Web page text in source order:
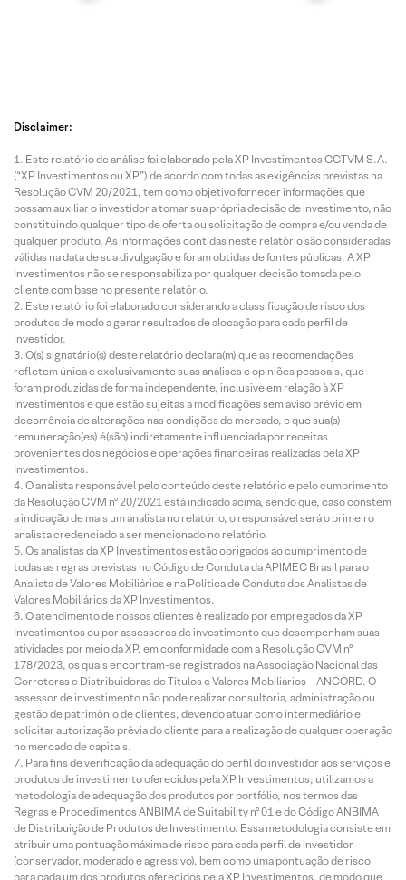
Disclaimer:
Este relatório de análise foi elaborado pela XP Investimentos CCTVM S.A.
(“XP Investimentos ou XP”) de acordo com todas as exigências previstas na
Resolução CVM 20/2021, tem como objetivo fornecer informações que
possam auxiliar o investidor a tomar sua própria decisão de investimento, não
constituindo qualquer tipo de oferta ou solicitação de compra e/ou venda de
qualquer produto. As informações contidas neste relatório são consideradas
válidas na data de sua divulgação e foram obtidas de fontes públicas. A XP
Investimentos não se responsabiliza por qualquer decisão tomada pelo
cliente com base no presente relatório.
Este relatório foi elaborado considerando a classificação de risco dos
produtos de modo a gerar resultados de alocação para cada perfil de
investidor.
O(s) signatário(s) deste relatório declara(m) que as recomendações
refletem única e exclusivamente suas análises e opiniões pessoais, que
foram produzidas de forma independente, inclusive em relação à XP
Investimentos e que estão sujeitas a modificações sem aviso prévio em
decorrência de alterações nas condições de mercado, e que sua(s)
remuneração(es) é(são) indiretamente influenciada por receitas
provenientes dos negócios e operações financeiras realizadas pela XP
Investimentos.
O analista responsável pelo conteúdo deste relatório e pelo cumprimento
da Resolução CVM nº 20/2021 está indicado acima, sendo que, caso constem
a indicação de mais um analista no relatório, o responsável será o primeiro
analista credenciado a ser mencionado no relatório.
Os analistas da XP Investimentos estão obrigados ao cumprimento de
todas as regras previstas no Código de Conduta da APIMEC Brasil para o
Analista de Valores Mobiliários e na Política de Conduta dos Analistas de
Valores Mobiliários da XP Investimentos.
O atendimento de nossos clientes é realizado por empregados da XP
Investimentos ou por assessores de investimento que desempenham suas
atividades por meio da XP, em conformidade com a Resolução CVM nº
178/2023, os quais encontram-se registrados na Associação Nacional das
Corretoras e Distribuidoras de Títulos e Valores Mobiliários – ANCORD. O
assessor de investimento não pode realizar consultoria, administração ou
gestão de patrimônio de clientes, devendo atuar como intermediário e
solicitar autorização prévia do cliente para a realização de qualquer operação
no mercado de capitais.
Para fins de verificação da adequação do perfil do investidor aos serviços e
produtos de investimento oferecidos pela XP Investimentos, utilizamos a
metodologia de adequação dos produtos por portfólio, nos termos das
Regras e Procedimentos ANBIMA de Suitability nº 01 e do Código ANBIMA
de Distribuição de Produtos de Investimento. Essa metodologia consiste em
atribuir uma pontuação máxima de risco para cada perfil de investidor
(conservador, moderado e agressivo), bem como uma pontuação de risco
para cada um dos produtos oferecidos pela XP Investimentos, de modo que